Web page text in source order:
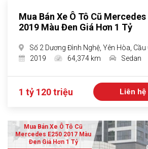
Mua Bán Xe Ô Tô Cũ
2019 Màu Đen Giá Hơn 1 Tỷ
Số 2 Dương Đình Nghệ, Yên Hòa, Cầu
2019
64,374 km Sedan
1 tỷ 120 triệu Liên hệ
Mua Bán Xe Ô Tô Cũ
Mercedes E250 2017 Màu
Đen Giá Hơn 1 Tỷ